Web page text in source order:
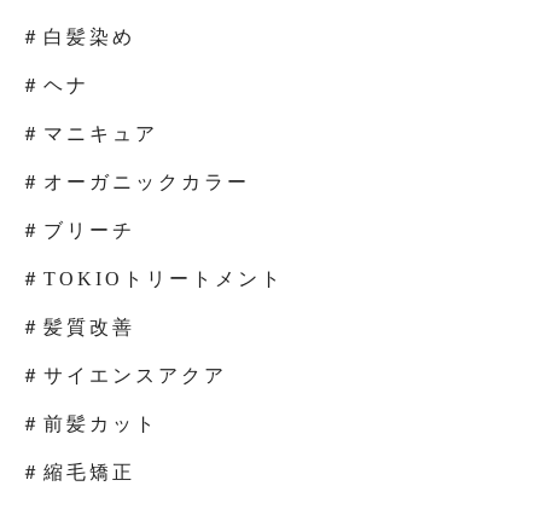
＃白髪染め
＃ヘナ
＃マニキュア
＃オーガニックカラー
＃ブリーチ
＃TOKIOトリートメント
＃髪質改善
＃サイエンスアクア
＃前髪カット
＃縮毛矯正